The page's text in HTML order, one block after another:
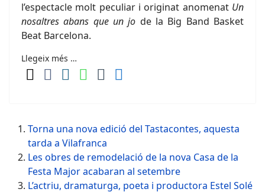
l’espectacle molt peculiar i originat anomenat Un
nosaltres abans que un jo de la Big Band Basket
Beat Barcelona.
Llegeix més …
Torna una nova edició del Tastacontes, aquesta
tarda a Vilafranca
Les obres de remodelació de la nova Casa de la
Festa Major acabaran al setembre
L’actriu, dramaturga, poeta i productora Estel Solé